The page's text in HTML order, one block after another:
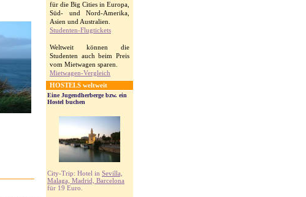
für die Big Cities in Europa,
Süd- und Nord-Amerika,
Asien und Australien.
Studenten-Flugtickets
Weltweit können die
Studenten auch beim Preis
vom Mietwagen sparen.
Mietwagen-Vergleich
HOSTELS weltweit
Eine Jugendherberge bzw. ein
Hostel buchen
City-Trip: Hotel in Sevilla,
Malaga, Madrid, Barcelona
für 19 Euro.